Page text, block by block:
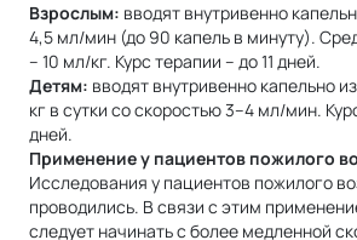
Взрослым: вводят внутривенно
4,5 мл/мин (до 90 капель в минуту).
– 10 мл/кг. Курс терапии – до 11 дней.
Детям: вводят внутривенно капельно
кг в сутки со скоростью 3–4 мл/мин.
дней.
Применение у пациентов пожилого
Исследования у пациентов пожилого
проводились. В связи с этим
следует начинать с более медленной